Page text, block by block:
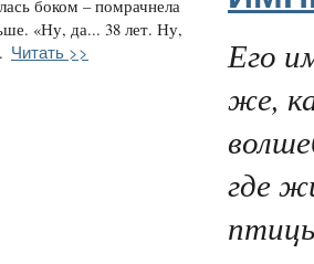
боком – помрачнела
«Ну, да... 38 лет. Ну,
Читать >>
Его
же,
где